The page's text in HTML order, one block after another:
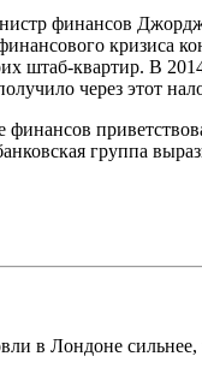
финансов
кризиса
штаб-квартир. В
через этот
финансов
группа
в Лондоне